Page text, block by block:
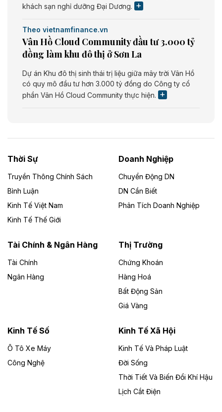
khách sạn nghỉ dưỡng Đại Dương.
Theo vietnamfinance.vn
Vân Hồ Cloud Community đầu tư 3.000 tỷ
đồng làm khu đô thị ở Sơn La
Dự án Khu đô thị sinh thái trị liệu giữa mây trời Vân Hồ
có quy mô đầu tư hơn 3.000 tỷ đồng do Công ty cổ
phần Vân Hồ Cloud Community thực hiện.
Dự án Nhà máy xử lý rác và phát điện Bắc Giang do
Công ty TNHH Năng lượng môi trường Bắc Giang làm
Theo vietnamfinance.vn
Đức Long Gia Lai mở rộng ‘hệ sinh thái’
Lai
Bốn doanh nghiệp có sự góp vốn của Công ty Cổ
phần Tập đoàn Đức Long Gia Lai (HoSE: DLG) được
Gia Lai với tổng vốn hơn 4.750 tỷ đồng.
Đồng Nai cho thuê gần 59 ha đất làm khu
công nghiệp ở Long Thành
UBND TP Đồng Nai cho Công ty Amata thuê gần 59 ha
đất để đầu tư khu công nghiệp công nghệ cao Long
Thời Sự
Truyền Thông Chính Sách
Bình Luận
Kinh Tế Việt Nam
Kinh Tế Thế Giới
Doanh Nghiệp
Chuyển Động DN
DN Cần Biết
Phân Tích Doanh Nghiệp
Tài Chính & Ngân Hàng
Tài Chính
Ngân Hàng
Thị Trường
Chứng Khoán
Hàng Hoá
Bất Động Sản
Giá Vàng
Kinh Tế Số
Ô Tô Xe Máy
Công Nghệ
Kinh Tế Xã Hội
Kinh Tế Và Pháp Luật
Đời Sống
Thời Tiết Và Biến Đổi Khí Hậu
Lịch Cắt Điện